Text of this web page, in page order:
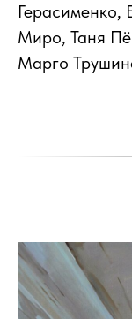
Герасименко,
Миро, Таня
Марго